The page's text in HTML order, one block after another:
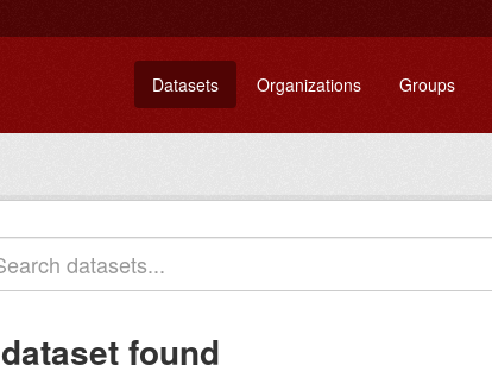
Datasets Organizations Groups
found